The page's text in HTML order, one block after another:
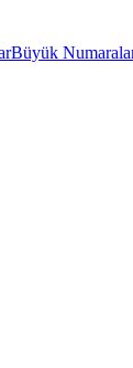
Büyük